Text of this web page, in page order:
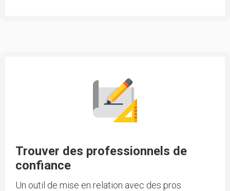
Trouver des professionnels de
confiance
Un outil de mise en relation avec des pros